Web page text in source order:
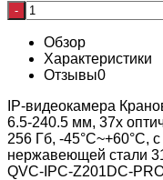
-
Обзор
Характеристики
Отзывы0
IP-видеокамера
6.5-240.5 мм, 37x
256 Гб, -45°C~+60°C,
нержавеющей стали
QVC-IPC-Z201DC-